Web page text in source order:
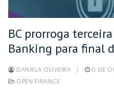
BC prorroga
Banking para final
DANIELA OLIVEIRA | 6 DE
OPEN FINANCE